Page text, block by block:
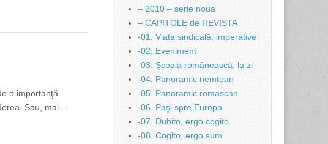
o importanţă
Sau, mai…
– 2010 – serie noua
– CAPITOLE de REVISTA
-01. Viata sindicală, imperative
-02. Eveniment
-03. Şcoala românească, la zi
-04. Panoramic nemțean
-05. Panoramic romașcan
-06. Paşi spre Europa
-07. Dubito, ergo cogito
-08. Cogito, ergo sum